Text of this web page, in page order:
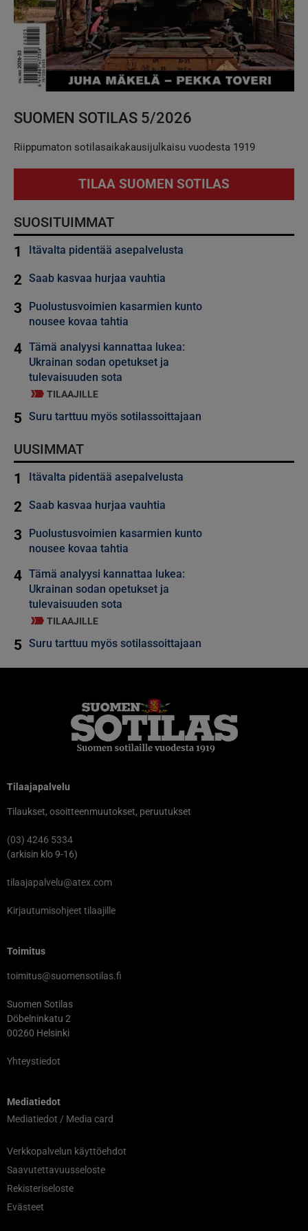
SUOMEN SOTILAS 5/2026
Riippumaton sotilasaikakausijulkaisu vuodesta 1919
TILAA SUOMEN SOTILAS
SUOSITUIMMAT
1 Itävalta pidentää asepalvelusta
2 Saab kasvaa hurjaa vauhtia
3
Puolustusvoimien kasarmien kunto
nousee kovaa tahtia
4 Tämä analyysi kannattaa lukea:
Ukrainan sodan opetukset ja
tulevaisuuden sota
TILAAJILLE
5 Suru tarttuu myös sotilassoittajaan
UUSIMMAT
1 Itävalta pidentää asepalvelusta
2 Saab kasvaa hurjaa vauhtia
3
Puolustusvoimien kasarmien kunto
nousee kovaa tahtia
4 Tämä analyysi kannattaa lukea:
Ukrainan sodan opetukset ja
tulevaisuuden sota
TILAAJILLE
5 Suru tarttuu myös sotilassoittajaan
Tilaajapalvelu
Tilaukset, osoitteenmuutokset, peruutukset
(03) 4246 5334
(arkisin klo 9-16)
tilaajapalvelu@atex.com
Kirjautumisohjeet tilaajille
Toimitus
toimitus@suomensotilas.fi
Suomen Sotilas
Döbelninkatu 2
00260 Helsinki
Yhteystiedot
Mediatiedot
Mediatiedot / Media card
Verkkopalvelun käyttöehdot
Saavutettavuusseloste
Rekisteriseloste
Evästeet